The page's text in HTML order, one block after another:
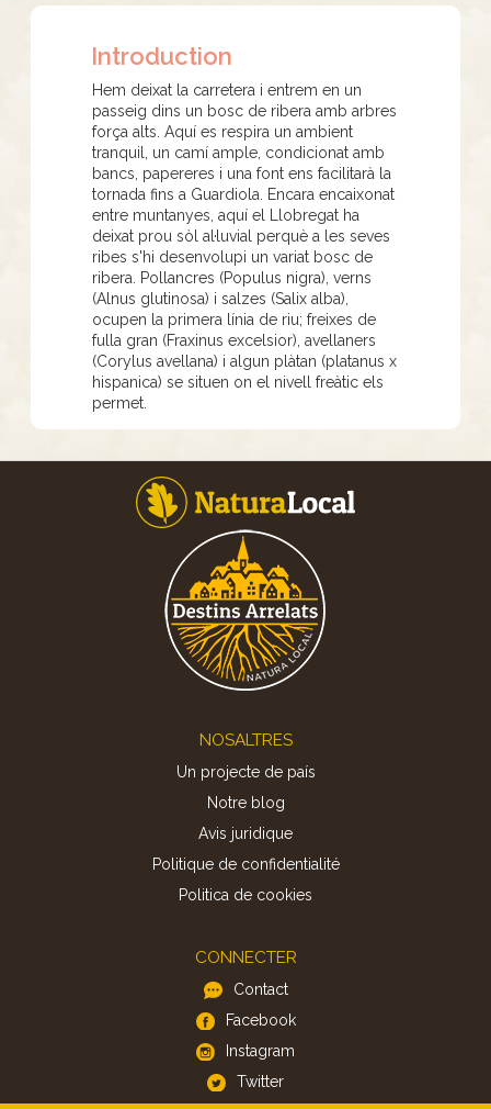
Introduction
Hem deixat la carretera i entrem en un
passeig dins un bosc de ribera amb arbres
força alts. Aquí es respira un ambient
tranquil, un camí ample, condicionat amb
bancs, papereres i una font ens facilitarà la
tornada fins a Guardiola. Encara encaixonat
entre muntanyes, aquí el Llobregat ha
deixat prou sòl al·luvial perquè a les seves
ribes s'hi desenvolupi un variat bosc de
ribera. Pollancres (Populus nigra), verns
(Alnus glutinosa) i salzes (Salix alba),
ocupen la primera línia de riu; freixes de
fulla gran (Fraxinus excelsior), avellaners
(Corylus avellana) i algun plàtan (platanus x
hispanica) se situen on el nivell freàtic els
permet.
NOSALTRES
Un projecte de país
Notre blog
Avis juridique
Politique de confidentialité
Politica de cookies
CONNECTER
Contact
Facebook
Instagram
Twitter